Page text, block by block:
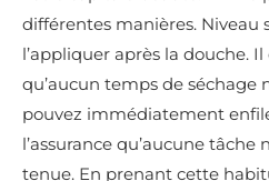
différentes manières. Niveau
l’appliquer après la douche.
qu’aucun temps de séchage
pouvez immédiatement
l’assurance qu’aucune
tenue. En prenant cette